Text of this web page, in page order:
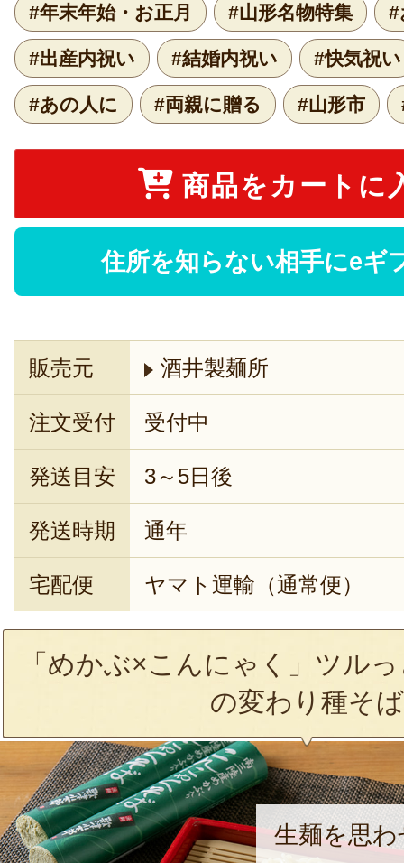
#年末年始・お正月 #山形名物特集 #
#出産内祝い #結婚内祝い #快気祝い
#あの人に #両親に贈る #山形市
商品をカートに
住所を知らない相手にeギ
販売元 酒井製麺所
注文受付 受付中
発送目安 3～5日後
発送時期 通年
宅配便 ヤマト運輸（通常便）
「めかぶ×こんにゃく」ツル
の変わり種そば
生麺を思